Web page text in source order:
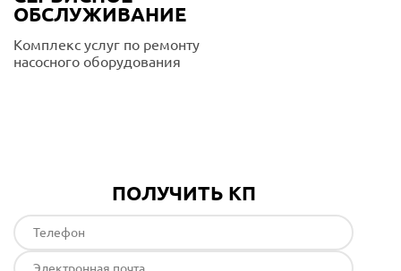
ОБСЛУЖИВАНИЕ
Комплекс услуг по ремонту
насосного оборудования
ПОЛУЧИТЬ КП